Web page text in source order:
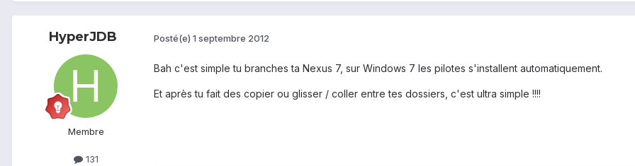
HyperJDB
Membre
131
Posté(e) 1 septembre 2012
Bah c'est simple tu branches ta Nexus 7, sur Windows 7 les pilotes s'installent automatiquement.
Et après tu fait des copier ou glisser / coller entre tes dossiers, c'est ultra simple !!!!